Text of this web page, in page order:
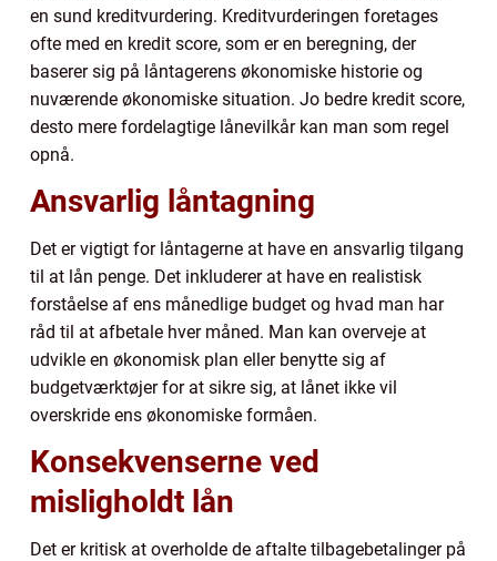
en sund kreditvurdering. Kreditvurderingen foretages
ofte med en kredit score, som er en beregning, der
baserer sig på låntagerens økonomiske historie og
nuværende økonomiske situation. Jo bedre kredit score,
desto mere fordelagtige lånevilkår kan man som regel
opnå.
Ansvarlig låntagning
Det er vigtigt for låntagerne at have en ansvarlig tilgang
til at lån penge. Det inkluderer at have en realistisk
forståelse af ens månedlige budget og hvad man har
råd til at afbetale hver måned. Man kan overveje at
udvikle en økonomisk plan eller benytte sig af
budgetværktøjer for at sikre sig, at lånet ikke vil
overskride ens økonomiske formåen.
Konsekvenserne ved
misligholdt lån
Det er kritisk at overholde de aftalte tilbagebetalinger på